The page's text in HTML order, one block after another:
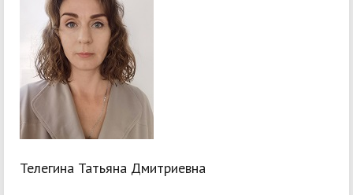
Телегина Татьяна Дмитриевна